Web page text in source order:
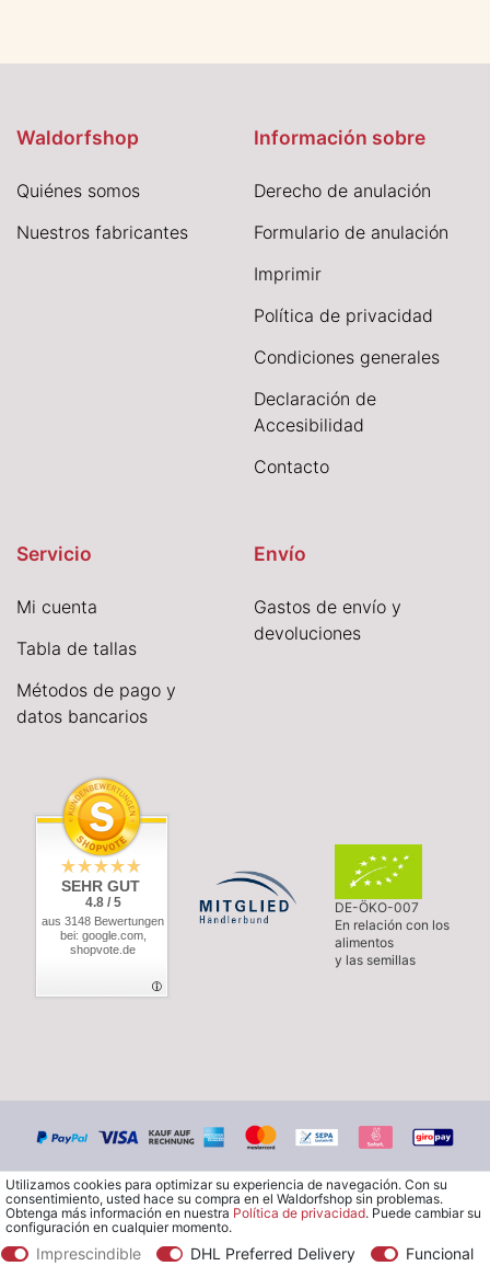
Waldorfshop
Quiénes somos
Nuestros fabricantes
Información sobre
Derecho de anulación
Formulario de anulación
Imprimir
Política de privacidad
Condiciones generales
Declaración de
Accesibilidad
Contacto
Servicio
Mi cuenta
Tabla de tallas
Métodos de pago y
datos bancarios
Envío
Gastos de envío y
devoluciones
SEHR GUT
4.8 / 5
aus 3148 Bewertungen
bei: google.com,
shopvote.de
DE-ÖKO-007
En relación con los
alimentos
y las semillas
Utilizamos cookies para optimizar su experiencia de navegación. Con su
consentimiento, usted hace su compra en el Waldorfshop sin problemas.
Obtenga más información en nuestra Política de privacidad. Puede cambiar su
configuración en cualquier momento.
Imprescindible DHL Preferred Delivery Funcional